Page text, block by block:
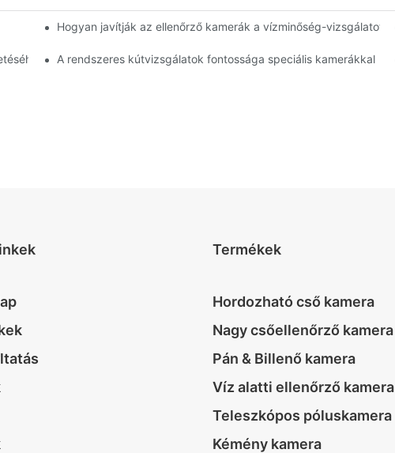
szakemberek számára
Hogyan javítják az ellenőrző kamerák a vízminőség-vizsgálatot?
A rendszeres kútvizsgálatok fontossága speciális kamerákkal
Termékek
Hordozható cső kamera
Nagy csőellenőrző kamera
Pán & Billenő kamera
Víz alatti ellenőrző kamera
Teleszkópos póluskamera
Kémény kamera